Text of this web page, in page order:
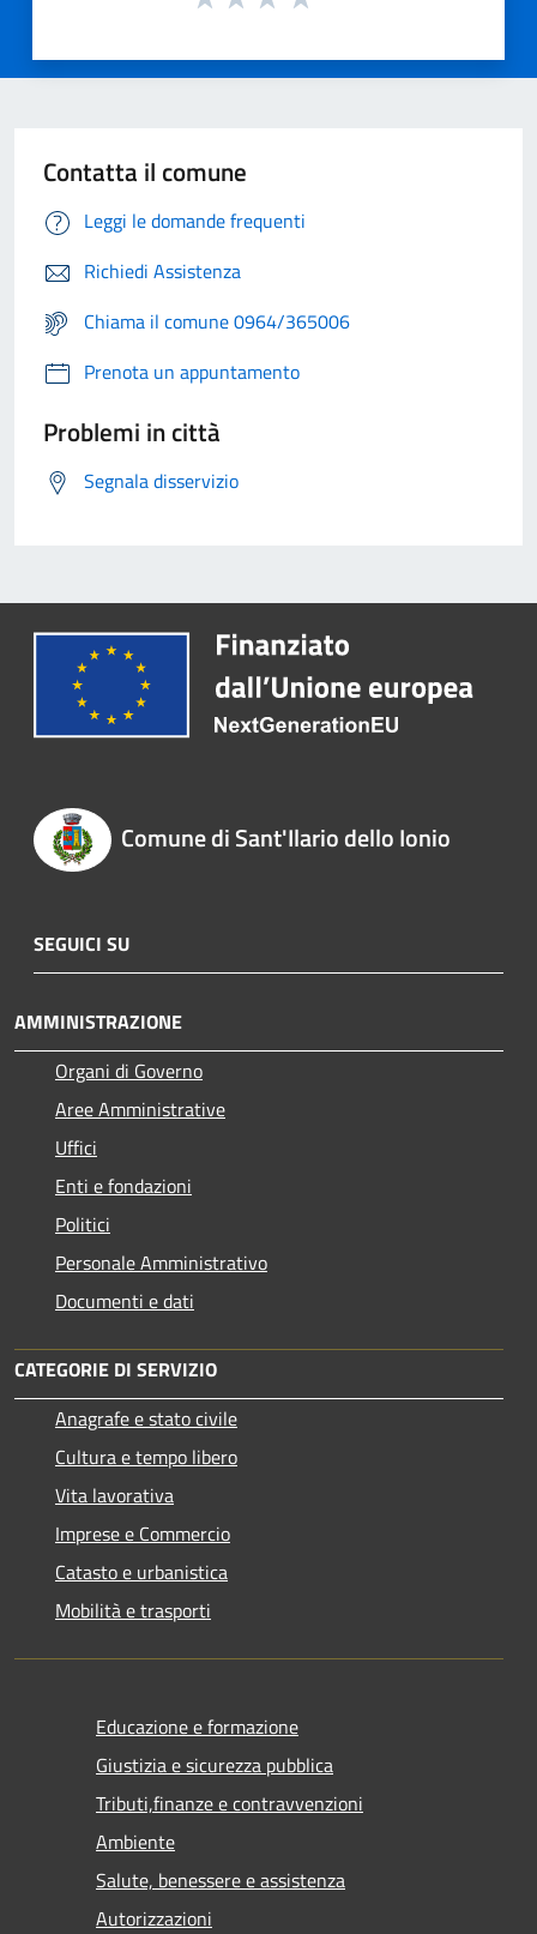
Contatta il comune
Leggi le domande frequenti
Richiedi Assistenza
Chiama il comune 0964/365006
Prenota un appuntamento
Problemi in città
Segnala disservizio
Comune di Sant'Ilario dello Ionio
SEGUICI SU
AMMINISTRAZIONE
Organi di Governo
Aree Amministrative
Uffici
Enti e fondazioni
Politici
Personale Amministrativo
Documenti e dati
CATEGORIE DI SERVIZIO
Anagrafe e stato civile
Cultura e tempo libero
Vita lavorativa
Imprese e Commercio
Catasto e urbanistica
Mobilità e trasporti
Educazione e formazione
Giustizia e sicurezza pubblica
Tributi,finanze e contravvenzioni
Ambiente
Salute, benessere e assistenza
Autorizzazioni